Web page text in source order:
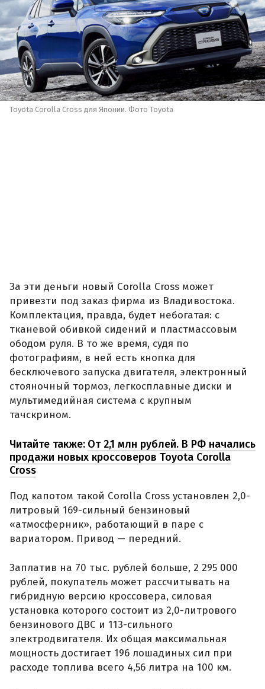
Toyota Corolla Cross для Японии. Фото Toyota
За эти деньги новый Corolla Cross может
привезти под заказ фирма из Владивостока.
Комплектация, правда, будет небогатая: с
тканевой обивкой сидений и пластмассовым
ободом руля. В то же время, судя по
фотографиям, в ней есть кнопка для
бесключевого запуска двигателя, электронный
стояночный тормоз, легкосплавные диски и
мультимедийная система с крупным
тачскрином.
Читайте также: От 2,1 млн рублей. В РФ начались
продажи новых кроссоверов Toyota Corolla
Cross
Под капотом такой Corolla Cross установлен 2,0-
литровый 169-сильный бензиновый
«атмосферник», работающий в паре с
вариатором. Привод — передний.
Заплатив на 70 тыс. рублей больше, 2 295 000
рублей, покупатель может рассчитывать на
гибридную версию кроссовера, силовая
установка которого состоит из 2,0-литрового
бензинового ДВС и 113-сильного
электродвигателя. Их общая максимальная
мощность достигает 196 лошадиных сил при
расходе топлива всего 4,56 литра на 100 км.